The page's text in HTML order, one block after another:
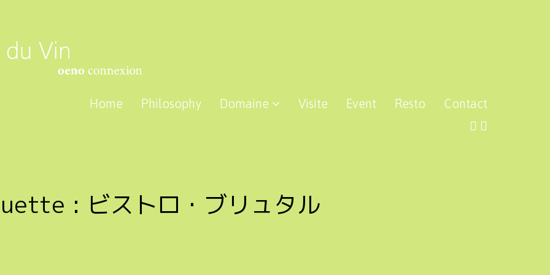
Home Philosophy Domaine Visite Event Resto Contact
: ビストロ・ブリュタル